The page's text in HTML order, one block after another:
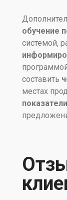
обучение
системой,
составить
местах